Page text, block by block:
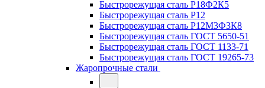
Быстрорежущая сталь Р18Ф2К5
Быстрорежущая сталь Р12
Быстрорежущая сталь Р12М3Ф3К8
Быстрорежущая сталь ГОСТ 5650-51
Быстрорежущая сталь ГОСТ 1133-71
Быстрорежущая сталь ГОСТ 19265-73
Жаропрочные стали